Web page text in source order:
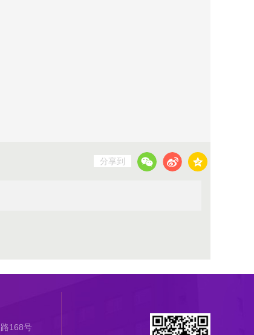
分享到
168号